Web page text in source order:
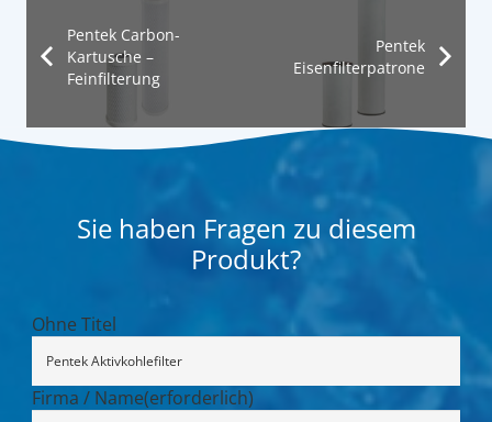
Pentek Carbon-
Kartusche –
Feinfilterung
Pentek
Eisenfilterpatrone
Sie haben Fragen zu diesem
Produkt?
Ohne Titel
Firma / Name(erforderlich)